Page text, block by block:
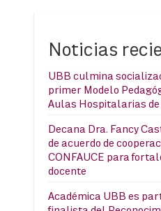
Noticias
UBB culmina
primer Modelo
Aulas Hospitalarias de
Decana Dra. Fancy
de acuerdo de
CONFAUCE para
docente
Académica UBB es